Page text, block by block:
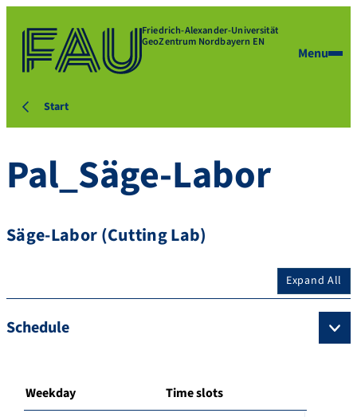
Friedrich-Alexander-Universität
GeoZentrum Nordbayern EN
Menu
Start
Pal_Säge-Labor
Säge-Labor (Cutting Lab)
Expand All
Schedule
Weekday Time slots